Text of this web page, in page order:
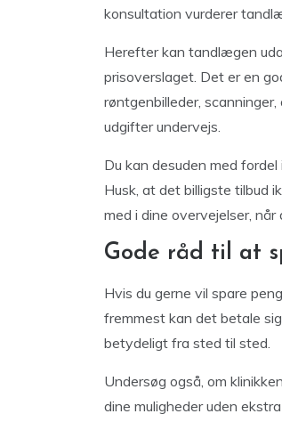
konsultation vurderer
Herefter kan tandlægen
prisoverslaget. Det er en
røntgenbilleder,
udgifter undervejs.
Du kan desuden med
Husk, at det billigste tilbud
med i dine overvejelser,
Gode råd til at
Hvis du gerne vil spare
fremmest kan det betale
betydeligt fra sted til sted.
Undersøg også, om
dine muligheder uden